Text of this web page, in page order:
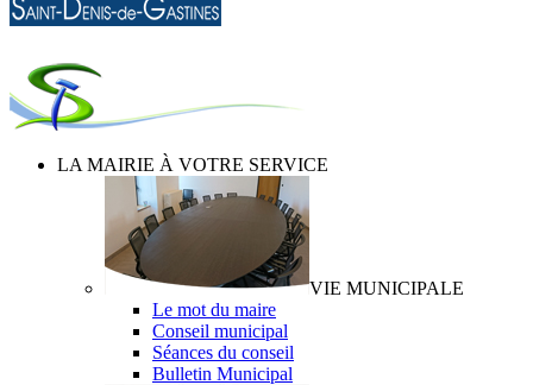
LA MAIRIE À VOTRE SERVICE
VIE MUNICIPALE
Le mot du maire
Conseil municipal
Séances du conseil
Bulletin Municipal